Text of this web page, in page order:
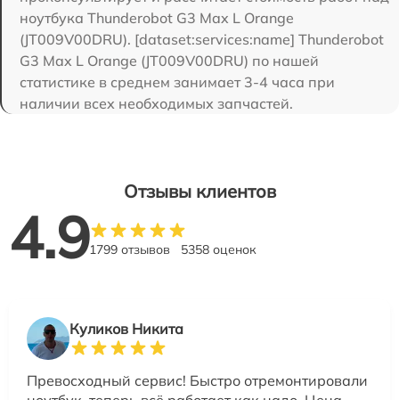
ноутбука Thunderobot G3 Max L Orange
(JT009V00DRU). [dataset:services:name] Thunderobot
G3 Max L Orange (JT009V00DRU) по нашей
статистике в среднем занимает 3-4 часа при
наличии всех необходимых запчастей.
Отзывы клиентов
4.91799 отзывов 5358 оценок
Куликов Никита
Превосходный сервис! Быстро отремонтировали